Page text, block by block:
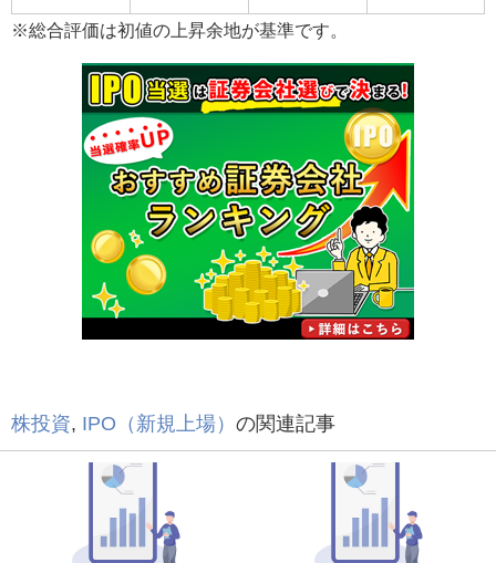
※総合評価は初値の上昇余地が基準です。
株投資, IPO（新規上場） の関連記事